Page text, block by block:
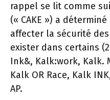
rappel se lit comme
(« CAKE ») a
affecter la sécurité
exister dans certains
Ink&, Kalk:work, Kalk.
Kalk OR Race, Kalk
AP.